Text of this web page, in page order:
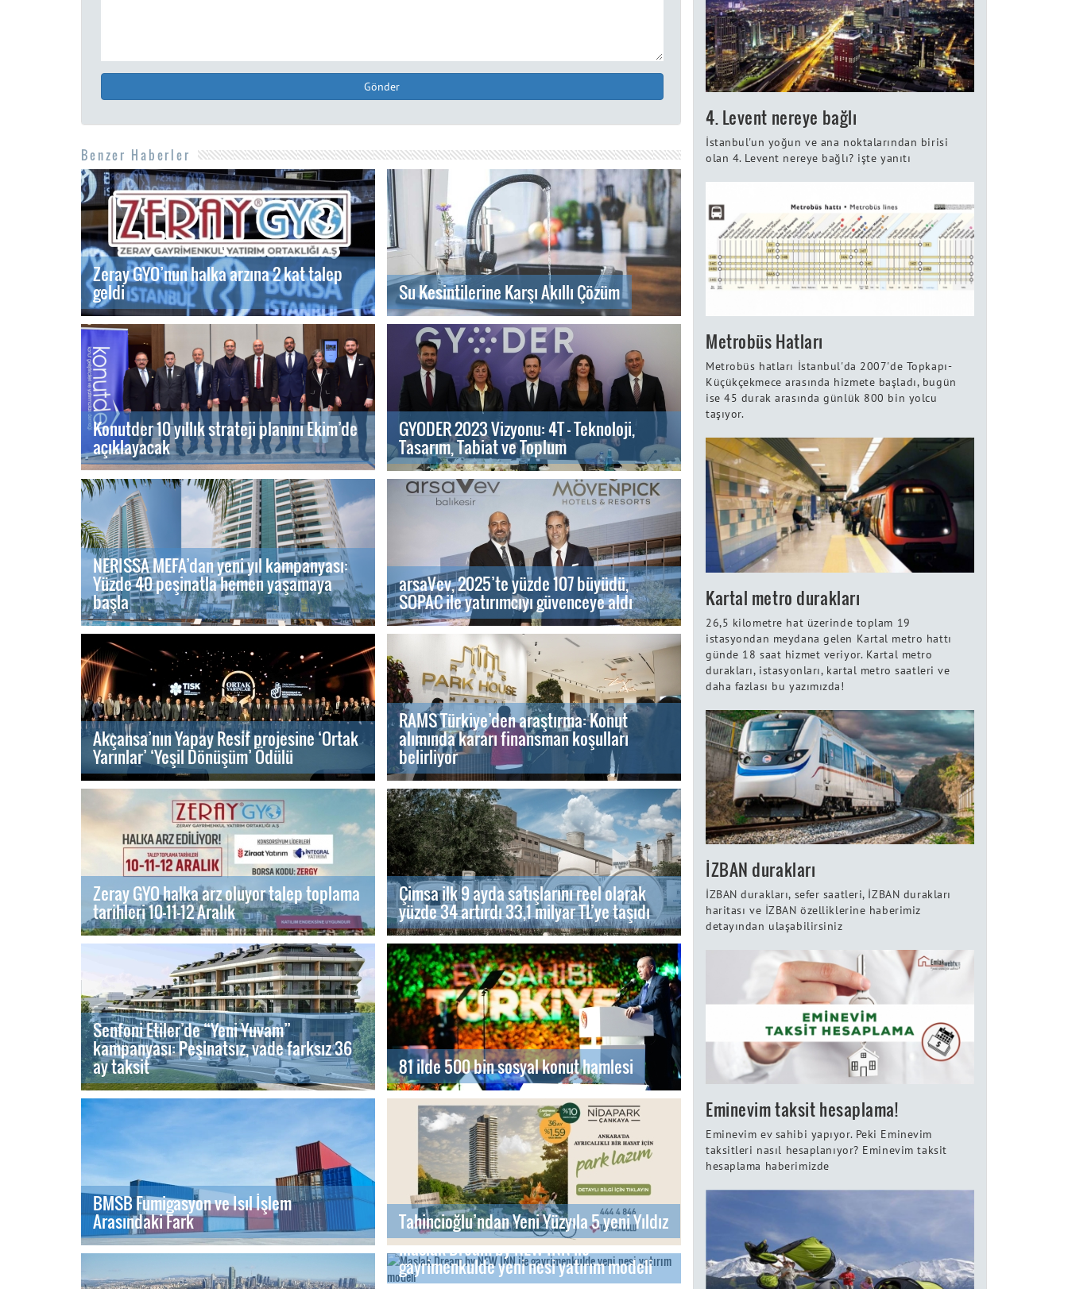
Gönder
Benzer Haberler
Zeray GYO’nun halka arzına 2 kat talep
geldi Su Kesintilerine Karşı Akıllı Çözüm
Konutder 10 yıllık strateji planını Ekim’de
açıklayacak
GYODER 2023 Vizyonu: 4T - Teknoloji,
Tasarım, Tabiat ve Toplum
NERISSA MEFA’dan yeni yıl kampanyası:
Yüzde 40 peşinatla hemen yaşamaya
başla
arsaVev, 2025’te yüzde 107 büyüdü,
SOPAC ile yatırımcıyı güvenceye aldı
Akçansa’nın Yapay Resif projesine ‘Ortak
Yarınlar’ ‘Yeşil Dönüşüm’ Ödülü
RAMS Türkiye’den araştırma: Konut
alımında kararı finansman koşulları
belirliyor
Zeray GYO halka arz oluyor talep toplama
tarihleri 10-11-12 Aralık
Çimsa ilk 9 ayda satışlarını reel olarak
yüzde 34 artırdı 33,1 milyar TL’ye taşıdı
Senfoni Etiler’de “Yeni Yuvam”
kampanyası: Peşinatsız, vade farksız 36
ay taksit 81 ilde 500 bin sosyal konut hamlesi
BMSB Fumigasyon ve Isıl İşlem
Arasındaki Fark
Tahincioğlu’ndan Yeni Yüzyıla 5 yeni Yıldız
Maslak Dream by NEW INN ile
gayrimenkulde yeni nesi yatırım modeli
4. Levent nereye bağlı
İstanbul'un yoğun ve ana noktalarından birisi
olan 4. Levent nereye bağlı? işte yanıtı
Metrobüs Hatları
Metrobüs hatları İstanbul'da 2007'de Topkapı-
Küçükçekmece arasında hizmete başladı, bugün
ise 45 durak arasında günlük 800 bin yolcu
taşıyor.
Kartal metro durakları
26,5 kilometre hat üzerinde toplam 19
istasyondan meydana gelen Kartal metro hattı
günde 18 saat hizmet veriyor. Kartal metro
durakları, istasyonları, kartal metro saatleri ve
daha fazlası bu yazımızda!
İZBAN durakları
İZBAN durakları, sefer saatleri, İZBAN durakları
haritası ve İZBAN özelliklerine haberimiz
detayından ulaşabilirsiniz
Eminevim taksit hesaplama!
Eminevim ev sahibi yapıyor. Peki Eminevim
taksitleri nasıl hesaplanıyor? Eminevim taksit
hesaplama haberimizde